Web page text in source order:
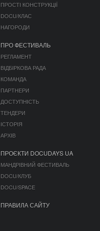
ПРОСТІ КОНСТРУКЦІЇ
DOCU/КЛАС
НАГОРОДИ
ПРО ФЕСТИВАЛЬ
РЕГЛАМЕНТ
ВІДБІРКОВА РАДА
КОМАНДА
ПАРТНЕРИ
ДОСТУПНІСТЬ
ТЕНДЕРИ
ІСТОРІЯ
АРХІВ
ПРОЄКТИ DOCUDAYS UA
МАНДРІВНИЙ ФЕСТИВАЛЬ
DOCU/КЛУБ
DOCU/SPACE
ПРАВИЛА САЙТУ